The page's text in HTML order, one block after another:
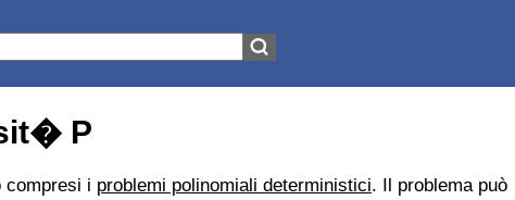
P
compresi i problemi polinomiali deterministici. Il problema può